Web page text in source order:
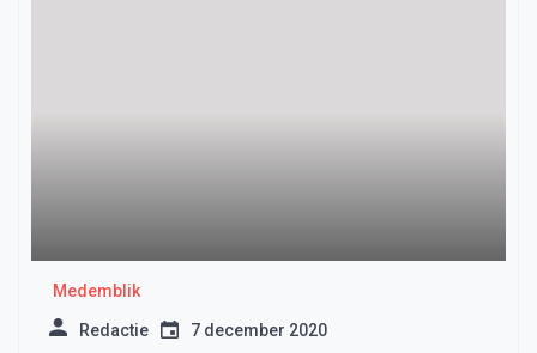
Medemblik
Redactie 7 december 2020